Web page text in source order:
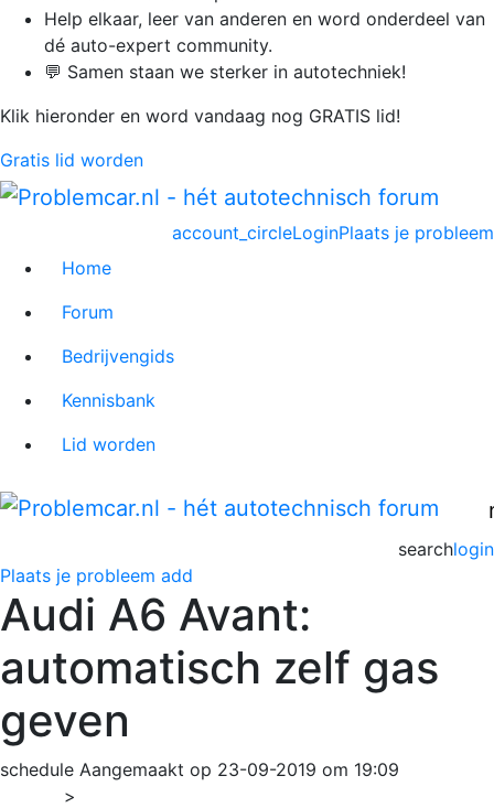
Help elkaar, leer van anderen en word onderdeel van
dé auto-expert community.
💬 Samen staan we sterker in autotechniek!
Klik hieronder en word vandaag nog GRATIS lid!
Gratis lid worden
Plaats je probleem
account_circleLogin
Home
Forum
Bedrijvengids
Kennisbank
Lid worden
login
search
Plaats je probleem add
Audi A6 Avant:
automatisch zelf gas
geven
schedule Aangemaakt op 23-09-2019 om 19:09
>